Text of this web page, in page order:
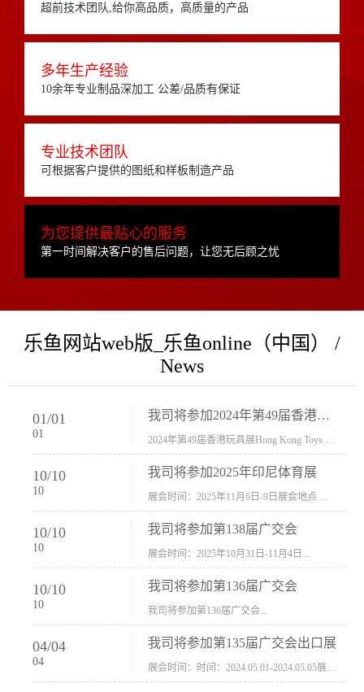
超前技术团队,给你高品质，高质量的产品
多年生产经验
10余年专业制品深加工 公差/品质有保证
专业技术团队
可根据客户提供的图纸和样板制造产品
为您提供最贴心的服务
第一时间解决客户的售后问题，让您无后顾之忧
乐鱼网站web版_乐鱼online（中国） /
News
01/01
01
我司将参加2024年第49届香港玩具展Hong Kong Toys & Games Fair 欢迎新···
10/10
10
我司将参加2025年印尼体育展
10/10
10
我司将参加第138届广交会
展会时间：2025年10月31日-11月4日...
10/10
10
我司将参加第136届广交会
我司将参加第136届广交会...
04/04
04
我司将参加第135届广交会出口展
展会时间：时间：2024.05.01-2024.05.05展会地址：中国进出口商品交易会展馆福建康莱宝公司展位号12.1G37-38、H11-12，浙江康莱宝展位号17.1B23-24、C19-20...